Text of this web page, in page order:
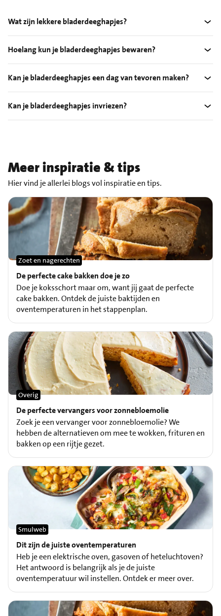
Wat zijn lekkere bladerdeeghapjes?
Hoelang kun je bladerdeeghapjes bewaren?
Kan je bladerdeeghapjes een dag van tevoren maken?
Kan je bladerdeeghapjes invriezen?
Meer inspiratie & tips
Hier vind je allerlei blogs vol inspiratie en tips.
De perfecte cake bakken doe je zo
Zoet en nagerechten
Doe je koksschort maar om, want jij gaat de perfecte
cake bakken. Ontdek de juiste baktijden en
oventemperaturen in het stappenplan.
De perfecte vervangers voor zonnebloemolie
Overig
Zoek je een vervanger voor zonnebloemolie? We
hebben de alternatieven om mee te wokken, frituren en
bakken op een rijtje gezet.
Dit zijn de juiste oventemperaturen
Smulweb
Heb je een elektrische oven, gasoven of heteluchtoven?
Het antwoord is belangrijk als je de juiste
oventemperatuur wil instellen. Ontdek er meer over.